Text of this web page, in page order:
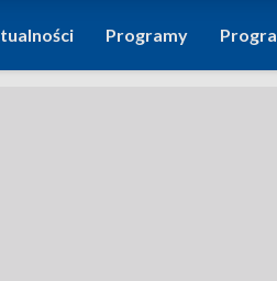
Programy